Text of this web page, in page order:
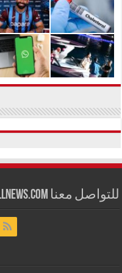
للتواصل معنا info@mymallnews.com